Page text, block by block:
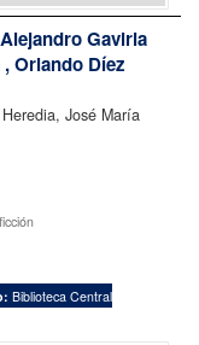
Gaviria
Orlando Díez
José María
Biblioteca Central